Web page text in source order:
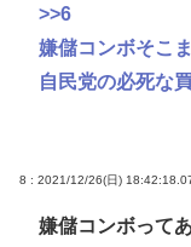
>>6
嫌儲コンボそこ
自民党の必死な
8 : 2021/12/26(日)
嫌儲コンボって